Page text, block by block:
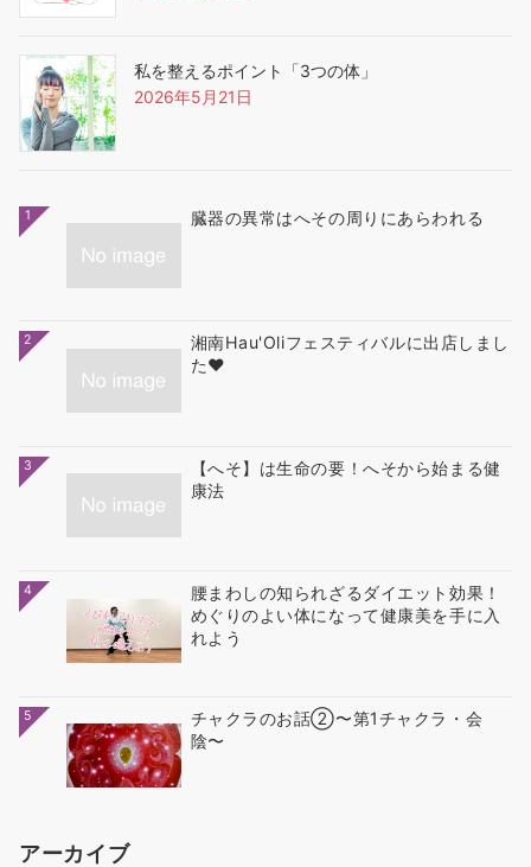
私を整えるポイント「3つの体」
2026年5月21日
1 臓器の異常はへその周りにあらわれる
2
湘南Hau'Oliフェスティバルに出店しまし
た❤
3
【へそ】は生命の要！へそから始まる健
康法
4
腰まわしの知られざるダイエット効果！
めぐりのよい体になって健康美を手に入
れよう
5
チャクラのお話②〜第1チャクラ・会
陰〜
アーカイブ